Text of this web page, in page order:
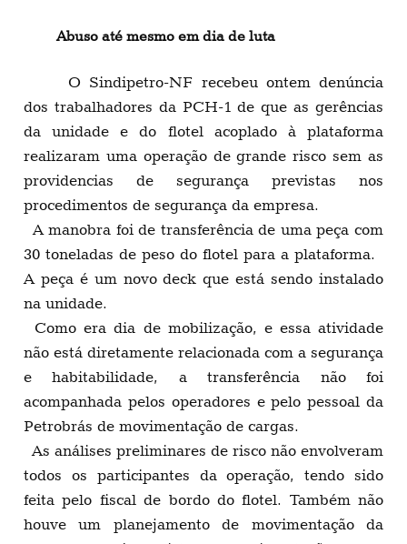
Abuso até mesmo em dia de luta
O Sindipetro-NF recebeu ontem denúncia
dos trabalhadores da PCH-1 de que as gerências
da unidade e do flotel acoplado à plataforma
realizaram uma operação de grande risco sem as
providencias de segurança previstas nos
procedimentos de segurança da empresa.
A manobra foi de transferência de uma peça com
30 toneladas de peso do flotel para a plataforma.
A peça é um novo deck que está sendo instalado
na unidade.
Como era dia de mobilização, e essa atividade
não está diretamente relacionada com a segurança
e habitabilidade, a transferência não foi
acompanhada pelos operadores e pelo pessoal da
Petrobrás de movimentação de cargas.
As análises preliminares de risco não envolveram
todos os participantes da operação, tendo sido
feita pelo fiscal de bordo do flotel. Também não
houve um planejamento de movimentação da